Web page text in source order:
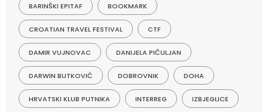
BARINŠKI EPITAF BOOKMARK
CROATIAN TRAVEL FESTIVAL CTF
DAMIR VUJNOVAC DANIJELA PIČULJAN
DARWIN BUTKOVIĆ DOBROVNIK DOHA
HRVATSKI KLUB PUTNIKA INTERREG IZBJEGLICE